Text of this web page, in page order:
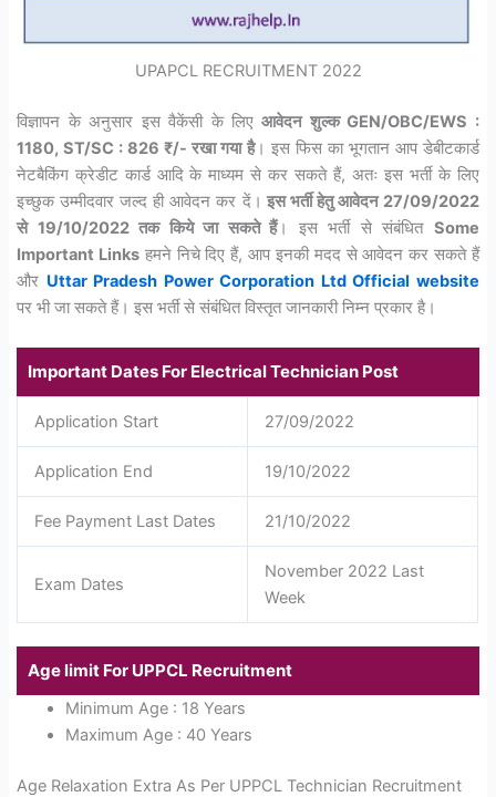
UPAPCL RECRUITMENT 2022
विज्ञापन के अनुसार इस वैकेंसी के लिएआवेदन शुल्क GEN/OBC/EWS :
1180, ST/SC : 826 ₹/- रखा गया है। इस फिस का भूगतान आप डेबीटकार्ड
नेटबैकिंग क्रेडीट कार्ड आदि के माध्यम से कर सकते हैं, अतः इस भर्ती के लिए
इच्छुक उम्मीदवार जल्द ही आवेदन कर दें। इस भर्ती हेतु आवेदन 27/09/2022
से 19/10/2022 तक किये जा सकते हैं। इस भर्ती से संबंधित Some
Important Linksहमने निचे दिए हैं, आप इनकी मदद से आवेदन कर सकते हैं
और Uttar Pradesh Power Corporation Ltd Official website
पर भी जा सकते हैं। इस भर्ती से संबंधित विस्तृत जानकारी निम्न प्रकार है।
Important Dates For Electrical Technician Post
Application Start 27/09/2022
Application End 19/10/2022
Fee Payment Last Dates 21/10/2022
Exam Dates
November 2022 Last
Week
Age limit For UPPCL Recruitment
Minimum Age : 18 Years
Maximum Age : 40 Years
Age Relaxation Extra As Per UPPCL Technician Recruitment